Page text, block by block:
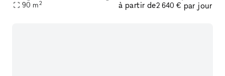
ample hanging space, this gallery is ideal for art exhibitions, sh
90 m2 à partir de2 640 € par jour